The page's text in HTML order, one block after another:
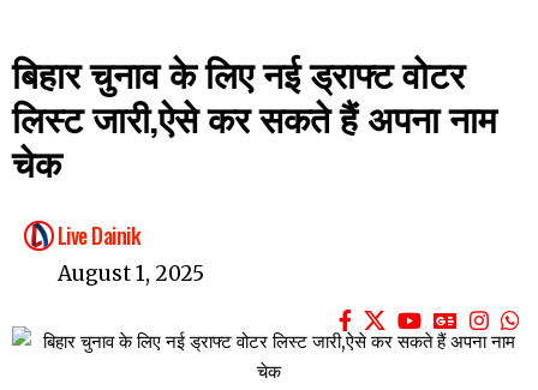
बिहार चुनाव के लिए नई ड्राफ्ट वोटर
लिस्ट जारी,ऐसे कर सकते हैं अपना नाम
चेक
Live Dainik
August 1, 2025